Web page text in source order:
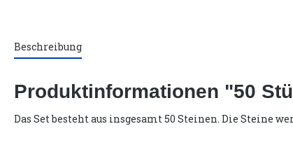
Beschreibung
Produktinformationen "50
Das Set besteht aus insgesamt 50 Steinen. Die Steine